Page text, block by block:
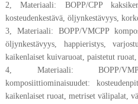
2, Materiaali: BOPP/CPP
kosteudenkestävä, öljynkestävyys,
3, Materiaali: BOPP/VMCPP
öljynkestävyys, happieristys,
kaikenlaiset kuivaruoat, paistetut
4, Materiaali: BOPP/
komposiittiominaisuudet:
kaikenlaiset ruoat, metriset välipalat,